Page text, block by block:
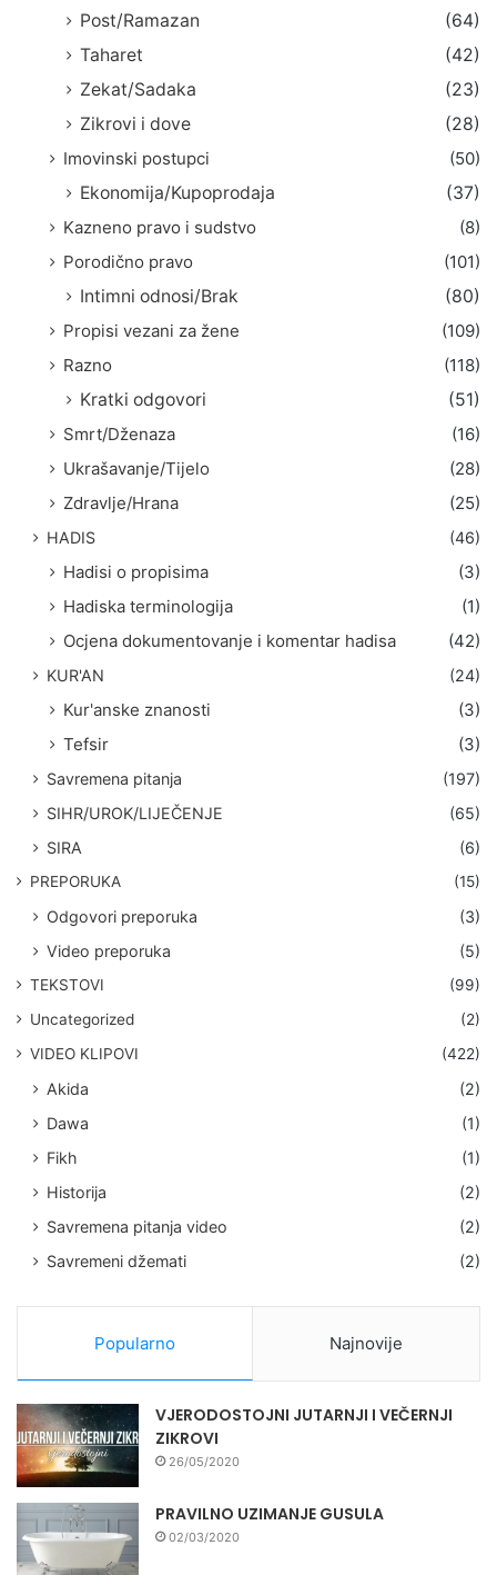
Post/Ramazan
(64)
Taharet
(42)
Zekat/Sadaka
(23)
Zikrovi i dove
(28)
Imovinski postupci
(50)
Ekonomija/Kupoprodaja
(37)
Kazneno pravo i sudstvo
(8)
Porodično pravo
(101)
Intimni odnosi/Brak
(80)
Propisi vezani za žene
(109)
Razno
(118)
Kratki odgovori
(51)
Smrt/Dženaza
(16)
Ukrašavanje/Tijelo
(28)
Zdravlje/Hrana
(25)
HADIS (46)
Hadisi o propisima
(3)
Hadiska terminologija
(1)
Ocjena dokumentovanje i komentar hadisa
(42)
KUR'AN (24)
Kur'anske znanosti
(3)
Tefsir
(3)
Savremena pitanja
(197)
SIHR/UROK/LIJEČENJE
(65)
SIRA
(6)
PREPORUKA (15)
Odgovori preporuka
(3)
Video preporuka
(5)
TEKSTOVI
(99)
Uncategorized
(2)
VIDEO KLIPOVI
(422)
Akida
(2)
Dawa
(1)
Fikh
(1)
Historija
(2)
Savremena pitanja video
(2)
Savremeni džemati
(2)
Popularno Najnovije
VJERODOSTOJNI JUTARNJI I VEČERNJI
ZIKROVI
26/05/2020
PRAVILNO UZIMANJE GUSULA
02/03/2020